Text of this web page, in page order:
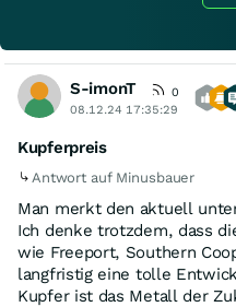
S-imonT
0
08.12.24 17:35:29
Kupferpreis
Antwort auf Minusbauer
Man merkt den aktuell
Ich denke trotzdem, dass
wie Freeport, Southern
langfristig eine tolle
Kupfer ist das Metall der